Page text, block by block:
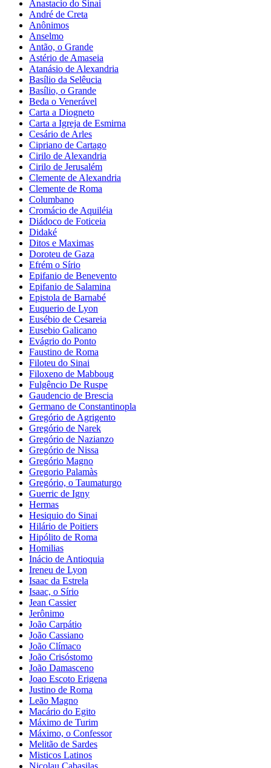
Anastacio do Sinai
André de Creta
Anônimos
Anselmo
Antão, o Grande
Astério de Amaseia
Atanásio de Alexandria
Basílio da Selêucia
Basílio, o Grande
Beda o Venerável
Carta a Diogneto
Carta a Igreja de Esmirna
Cesário de Arles
Cipriano de Cartago
Cirilo de Alexandria
Cirilo de Jerusalém
Clemente de Alexandria
Clemente de Roma
Columbano
Cromácio de Aquiléia
Diádoco de Foticeia
Didaké
Ditos e Maximas
Doroteu de Gaza
Efrém o Sírio
Epifanio de Benevento
Epifanio de Salamina
Epistola de Barnabé
Euquerio de Lyon
Eusébio de Cesareia
Eusebio Galicano
Evágrio do Ponto
Faustino de Roma
Filoteu do Sinai
Filoxeno de Mabboug
Fulgêncio De Ruspe
Gaudencio de Brescia
Germano de Constantinopla
Gregório de Agrigento
Gregório de Narek
Gregório de Nazianzo
Gregório de Nissa
Gregório Magno
Gregorio Palamàs
Gregório, o Taumaturgo
Guerric de Igny
Hermas
Hesiquio do Sinai
Hilário de Poitiers
Hipólito de Roma
Homilias
Inácio de Antioquia
Ireneu de Lyon
Isaac da Estrela
Isaac, o Sírio
Jean Cassier
Jerônimo
João Carpátio
João Cassiano
João Clímaco
João Crisóstomo
João Damasceno
Joao Escoto Erigena
Justino de Roma
Leão Magno
Macário do Egito
Máximo de Turim
Máximo, o Confessor
Melitão de Sardes
Misticos Latinos
Nicolau Cabasilas